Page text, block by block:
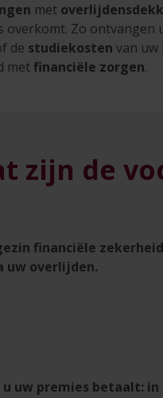
met
overkomt. Zo ontvangen
de studiekosten van uw
metfinanciële zorgen.
zijn de
financiële zekerheid
uw overlijden.
u uw premies betaalt: in